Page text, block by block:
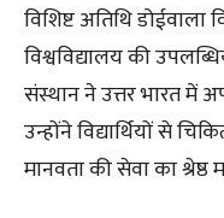
विशिष्ट अतिथि
विश्वविद्यालय की
संस्थान ने उत्तर भारत में
उन्होंने विद्यार्थियों से
मानवता की सेवा का श्रेष्ठ